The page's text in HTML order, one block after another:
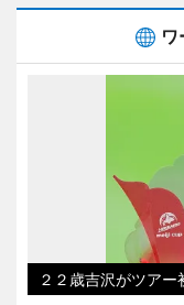
２２歳吉沢がツア